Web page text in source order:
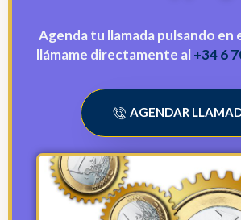
Agenda tu llamada pulsando en
llámame directamente al+34 6
AGENDAR